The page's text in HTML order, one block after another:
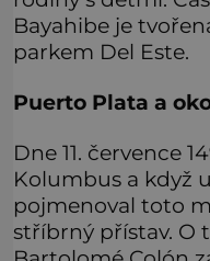
Bayahibe je
parkem Del Este.
Puerto Plata a
Dne 11. července
Kolumbus a když
pojmenoval toto
stříbrný přístav. O